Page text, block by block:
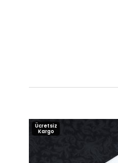
Ücretsiz
Kargo